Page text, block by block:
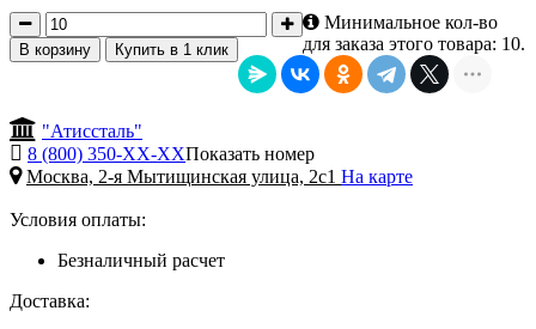
В корзину Купить в 1 клик
Минимальное кол-во
для заказа этого товара: 10.
"Атиссталь"
8 (800) 350-ХХ-ХХПоказать номер
Москва, 2-я Мытищинская улица, 2с1 На карте
Условия оплаты:
Безналичный расчет
Доставка: